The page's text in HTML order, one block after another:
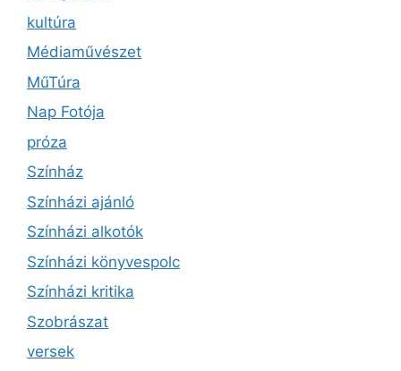
kultúra
Médiaművészet
MűTúra
Nap Fotója
próza
Színház
Színházi ajánló
Színházi alkotók
Színházi könyvespolc
Színházi kritika
Szobrászat
versek